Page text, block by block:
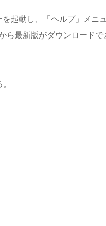
起動し、「ヘルプ」メニ
最新版がダウンロードで